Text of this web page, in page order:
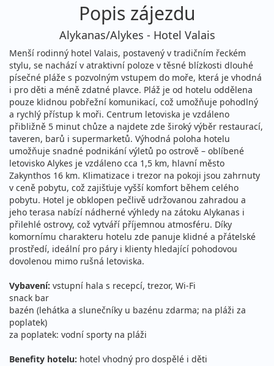
16.08. - 23.08.2026
neděle - neděle
vlastní
letecky (Praha)
Sleva 7%22 990 Kč 21 490 Kč
cena za 8 dní (7 nocí) Podrobnosti
16.08. - 23.08.2026
neděle - neděle
vlastní
letecky (Bratislava)
Sleva 7% 22 990 Kč 21 490 Kč
cena za 8 dní (7 nocí) Podrobnosti
19.08. - 23.08.2026
středa - neděle
vlastní
letecky (Praha)
Sleva 7% 17 890 Kč 16 590 Kč
cena za 5 dní (4 noci) Podrobnosti
22.08. - 29.08.2026
sobota - sobota
vlastní
letecky (Praha)
21 490 Kč
cena za 8 dní (7 nocí)
22.08. - 01.09.2026
sobota - úterý
26 290 Kč
cena za 11 dní (10 nocí)
Popis zájezdu
Alykanas/Alykes - Hotel Valais
Menší rodinný hotel Valais, postavený v tradičním řeckém
stylu, se nachází v atraktivní poloze v těsné blízkosti dlouhé
písečné pláže s pozvolným vstupem do moře, která je vhodná
i pro děti a méně zdatné plavce. Pláž je od hotelu oddělena
pouze klidnou pobřežní komunikací, což umožňuje pohodlný
a rychlý přístup k moři. Centrum letoviska je vzdáleno
přibližně 5 minut chůze a najdete zde široký výběr restaurací,
taveren, barů i supermarketů. Výhodná poloha hotelu
umožňuje snadné podnikání výletů po ostrově – oblíbené
letovisko Alykes je vzdáleno cca 1,5 km, hlavní město
Zakynthos 16 km. Klimatizace i trezor na pokoji jsou zahrnuty
v ceně pobytu, což zajišťuje vyšší komfort během celého
pobytu. Hotel je obklopen pečlivě udržovanou zahradou a
jeho terasa nabízí nádherné výhledy na zátoku Alykanas i
přilehlé ostrovy, což vytváří příjemnou atmosféru. Díky
komornímu charakteru hotelu zde panuje klidné a přátelské
prostředí, ideální pro páry i klienty hledající pohodovou
dovolenou mimo rušná letoviska.
Vybavení: vstupní hala s recepcí, trezor, Wi-Fi
snack bar
bazén (lehátka a slunečníky u bazénu zdarma; na pláži za
poplatek)
za poplatek: vodní sporty na pláži
Benefity hotelu: hotel vhodný pro dospělé i děti